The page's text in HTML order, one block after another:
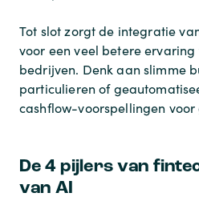
Tot slot zorgt de integratie
voor een veel betere ervaring
bedrijven. Denk aan slimme
particulieren of
cashflow-voorspellingen
De 4 pijlers van
van AI